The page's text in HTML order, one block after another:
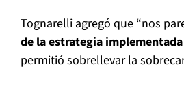
Tognarelli agregó que “nos
de la estrategia
permitió sobrellevar la